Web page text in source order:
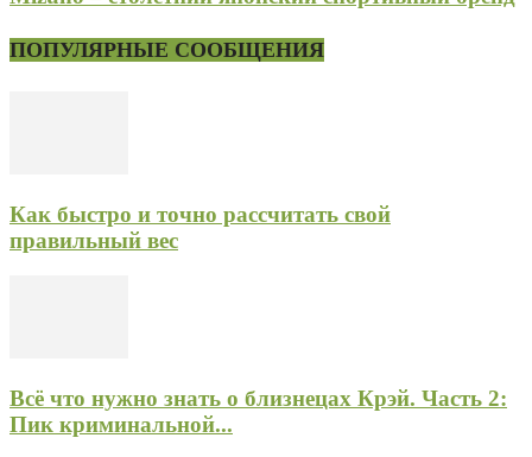
ПОПУЛЯРНЫЕ СООБЩЕНИЯ
Как быстро и точно рассчитать свой
правильный вес
Всё что нужно знать о близнецах Крэй. Часть 2:
Пик криминальной...